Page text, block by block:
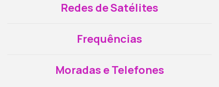
Redes de Satélites
Frequências
Moradas e Telefones